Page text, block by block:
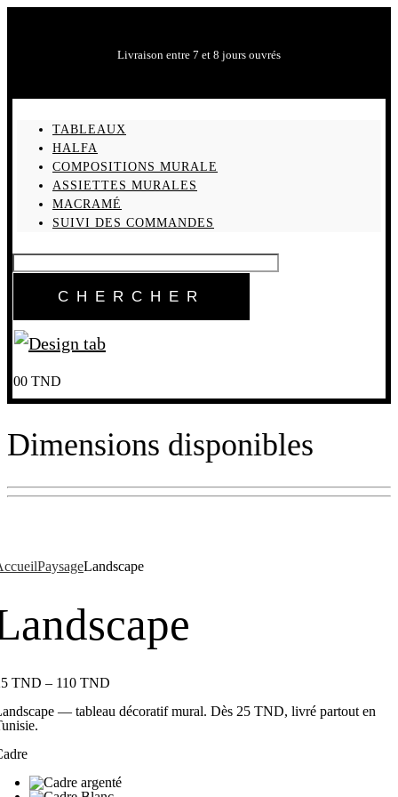
Livraison entre 7 et 8 jours ouvrés
TABLEAUX
HALFA
COMPOSITIONS MURALE
ASSIETTES MURALES
MACRAMÉ
SUIVI DES COMMANDES
00 TND
Dimensions disponibles
PaysageLandscape
TND – 110 TND
— tableau décoratif mural. Dès 25 TND, livré partout en